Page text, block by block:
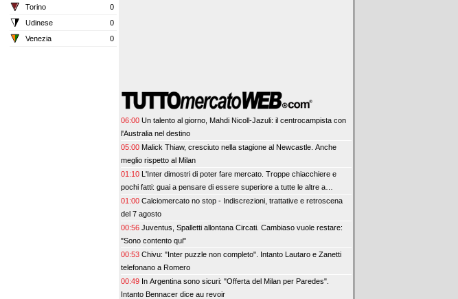
Torino
0
Udinese
0
Venezia
0
06:00 Un talento al giorno, Mahdi Nicoll-Jazuli: il centrocampista con
l'Australia nel destino
05:00 Malick Thiaw, cresciuto nella stagione al Newcastle. Anche
meglio rispetto al Milan
01:10 L'Inter dimostri di poter fare mercato. Troppe chiacchiere e
pochi fatti: guai a pensare di essere superiore a tutte le altre a
prescindere. Juve, il portiere può diventare un "problema". Milan-
Leao, serve una decisione netta
01:00 Calciomercato no stop - Indiscrezioni, trattative e retroscena
del 7 agosto
00:56 Juventus, Spalletti allontana Circati. Cambiaso vuole restare:
"Sono contento qui"
00:53 Chivu: "Inter puzzle non completo". Intanto Lautaro e Zanetti
telefonano a Romero
00:49 In Argentina sono sicuri: "Offerta del Milan per Paredes".
Intanto Bennacer dice au revoir